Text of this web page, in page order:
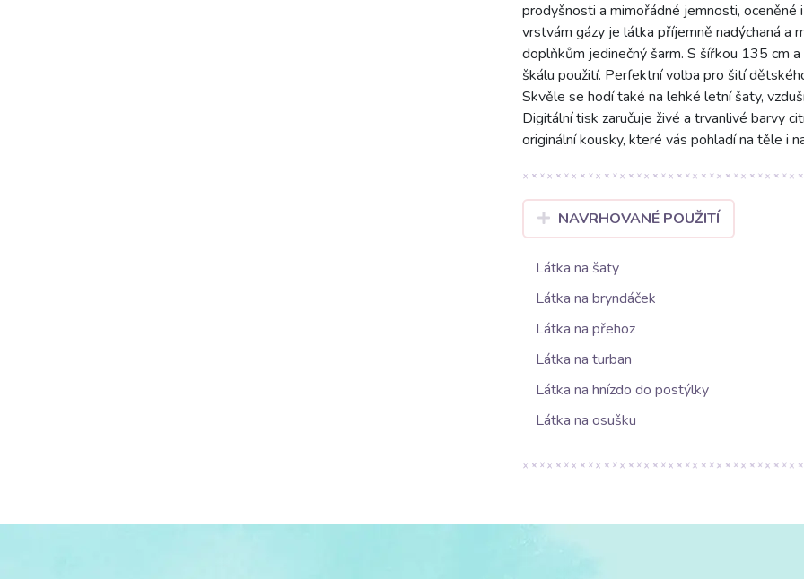
prodyšnosti a mimořádné jemnosti,
vrstvám gázy je látka příjemně nadýchaná a
doplňkům jedinečný šarm. S šířkou 135 cm
škálu použití. Perfektní volba pro šití
Skvěle se hodí také na lehké letní šaty,
Digitální tisk zaručuje živé a trvanlivé barvy
originální kousky, které vás pohladí na těle i
NAVRHOVANÉ POUŽITÍ
Látka na šaty
Látka na bryndáček
Látka na přehoz
Látka na turban
Látka na hnízdo do postýlky
Látka na osušku